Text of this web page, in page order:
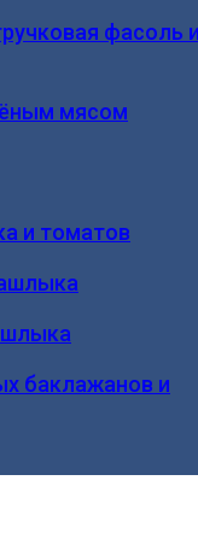
фасоль
мясом
и томатов
баклажанов и